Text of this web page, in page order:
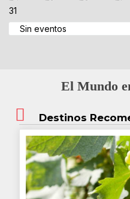
31
Sin eventos
El Mundo
Destinos